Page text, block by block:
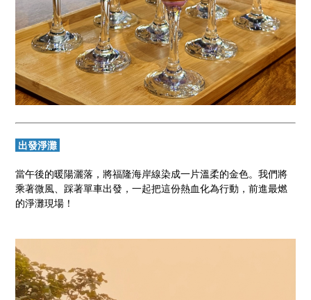
出發淨灘
當午後的暖陽灑落，將福隆海岸線染成一片溫柔的金色。我們將
乘著微風、踩著單車出發，一起把這份熱血化為行動，前進最燃
的淨灘現場！